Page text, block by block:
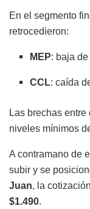
En el segmento
retrocedieron:
MEP: baja
CCL: caída
Las brechas
niveles mínimos
A contramano de
subir y se
Juan, la
$1.490.